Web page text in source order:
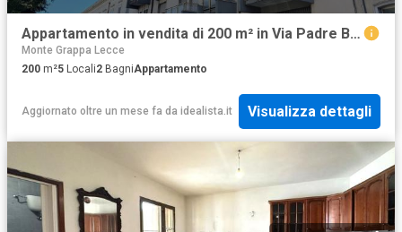
Appartamento in vendita di 200 m² in Via Padre Bernardino Realino, 5
Monte Grappa Lecce
200 m²5 Locali2 BagniAppartamento
Aggiornato oltre un mese fa da idealista.it Visualizza dettagli